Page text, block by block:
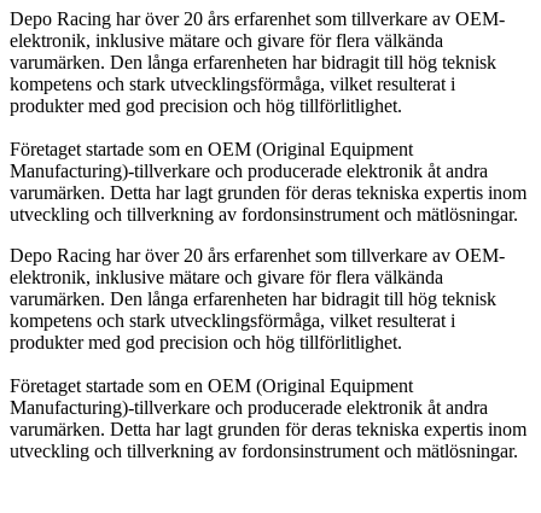
Depo Racing har över 20 års erfarenhet som tillverkare av OEM-
elektronik, inklusive mätare och givare för flera välkända
varumärken. Den långa erfarenheten har bidragit till hög teknisk
kompetens och stark utvecklingsförmåga, vilket resulterat i
produkter med god precision och hög tillförlitlighet.
Företaget startade som en OEM (Original Equipment
Manufacturing)-tillverkare och producerade elektronik åt andra
varumärken. Detta har lagt grunden för deras tekniska expertis inom
utveckling och tillverkning av fordonsinstrument och mätlösningar.
Depo Racing har över 20 års erfarenhet som tillverkare av OEM-
elektronik, inklusive mätare och givare för flera välkända
varumärken. Den långa erfarenheten har bidragit till hög teknisk
kompetens och stark utvecklingsförmåga, vilket resulterat i
produkter med god precision och hög tillförlitlighet.
Företaget startade som en OEM (Original Equipment
Manufacturing)-tillverkare och producerade elektronik åt andra
varumärken. Detta har lagt grunden för deras tekniska expertis inom
utveckling och tillverkning av fordonsinstrument och mätlösningar.